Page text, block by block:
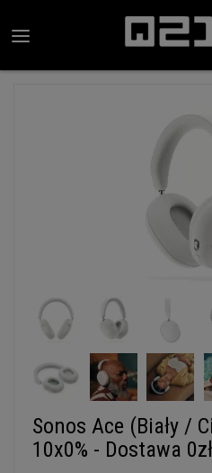
Sonos Ace (Biały /
10x0% - Dostawa